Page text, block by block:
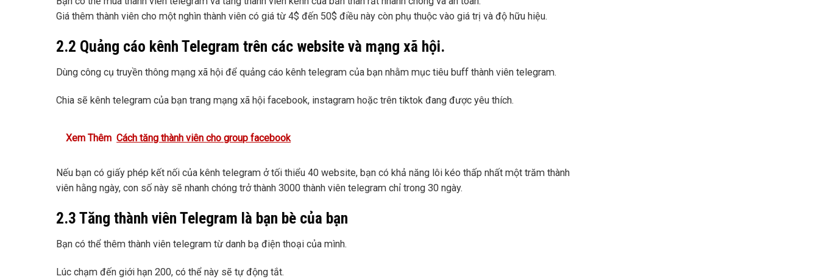
Giá thêm thành viên cho một nghìn thành viên có giá từ 4$ đến 50$ điều này còn phụ thuộc vào giá trị và độ hữu hiệu.
2.2 Quảng cáo kênh Telegram trên các website và mạng xã hội.
Dùng công cụ truyền thông mạng xã hội để quảng cáo kênh telegram của bạn nhằm mục tiêu buff thành viên telegram.
Chia sẽ kênh telegram của bạn trang mạng xã hội facebook, instagram hoặc trên tiktok đang được yêu thích.
Xem Thêm Cách tăng thành viên cho group facebook
Nếu bạn có giấy phép kết nối của kênh telegram ở tối thiểu 40 website, bạn có khả năng lôi kéo thấp nhất một trăm thành
viên hằng ngày, con số này sẽ nhanh chóng trở thành 3000 thành viên telegram chỉ trong 30 ngày.
2.3 Tăng thành viên Telegram là bạn bè của bạn
Bạn có thể thêm thành viên telegram từ danh bạ điện thoại của mình.
Lúc chạm đến giới hạn 200, có thể này sẽ tự động tắt.